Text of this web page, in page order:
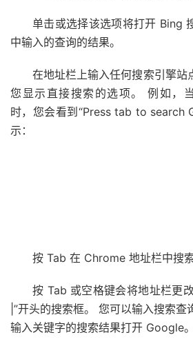
单击或选择该选项将打开 Bing
中输入的查询的结果。
在地址栏上输入任何搜索引擎
您显示直接搜索的选项。 例如，
时，您会看到“Press tab to search
示：
按 T​​ab 在 Chrome 地址栏中搜
按 T​​ab 或空格键会将地址栏更
|”开头的搜索框。 您可以输入搜索
输入关键字的搜索结果打开 Google。